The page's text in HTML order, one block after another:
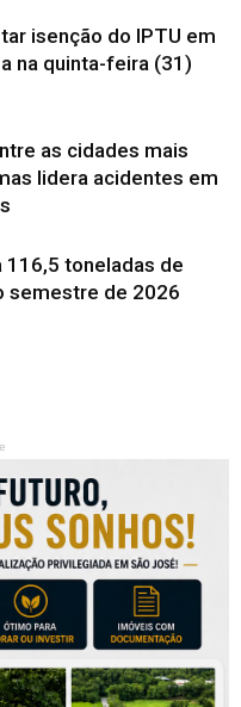
isenção do IPTU em
na quinta-feira (31)
as cidades mais
lidera acidentes em
toneladas de
semestre de 2026